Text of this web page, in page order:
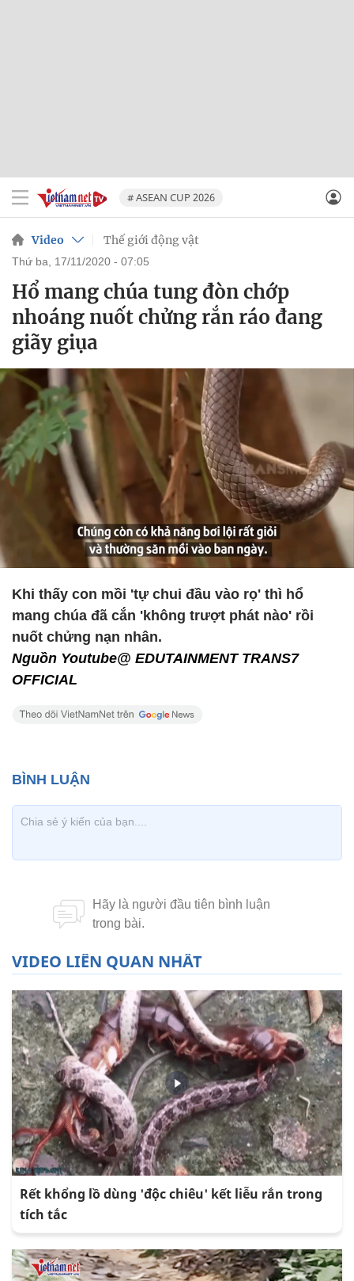
# ASEAN CUP 2026
Video Thế giới động vật
thứ ba, 17/11/2020 - 07:05
Hổ mang chúa tung đòn chớp
nhoáng nuốt chửng rắn ráo đang
giãy giụa
Khi thấy con mồi 'tự chui đầu vào rọ' thì hổ
mang chúa đã cắn 'không trượt phát nào' rồi
nuốt chửng nạn nhân.
Nguồn Youtube@ EDUTAINMENT TRANS7
OFFICIAL
VIDEO LIÊN QUAN NHẤT
Rết khổng lồ dùng 'độc chiêu' kết liễu rắn trong
tích tắc